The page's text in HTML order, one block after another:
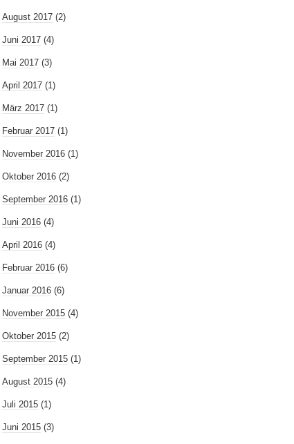
August 2017 (2)
Juni 2017 (4)
Mai 2017 (3)
April 2017 (1)
März 2017 (1)
Februar 2017 (1)
November 2016 (1)
Oktober 2016 (2)
September 2016 (1)
Juni 2016 (4)
April 2016 (4)
Februar 2016 (6)
Januar 2016 (6)
November 2015 (4)
Oktober 2015 (2)
September 2015 (1)
August 2015 (4)
Juli 2015 (1)
Juni 2015 (3)